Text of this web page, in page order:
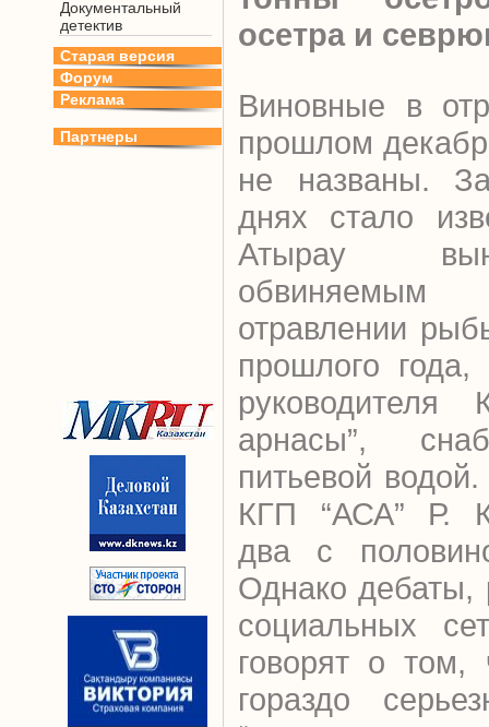
Документальный
детектив
Старая версия
Форум
Реклама
Партнеры
осетра и
Виновные в
прошлом
не названы.
днях стало
Атырау
отравлении
прошлого
арнасы”,
питьевой
КГП “АСА” Р.
два с
Однако дебаты,
социальных
говорят о том,
гораздо